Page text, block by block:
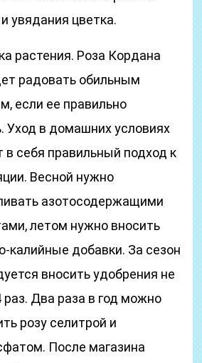
увядания цветка.
растения. Роза Кордана
радовать обильным
если ее правильно
Уход в домашних условиях
в себя правильный подход к
Весной нужно
азотосодержащими
летом нужно вносить
калийные добавки. За сезон
вносить удобрения не
раз. Два раза в год можно
розу селитрой и
После магазина